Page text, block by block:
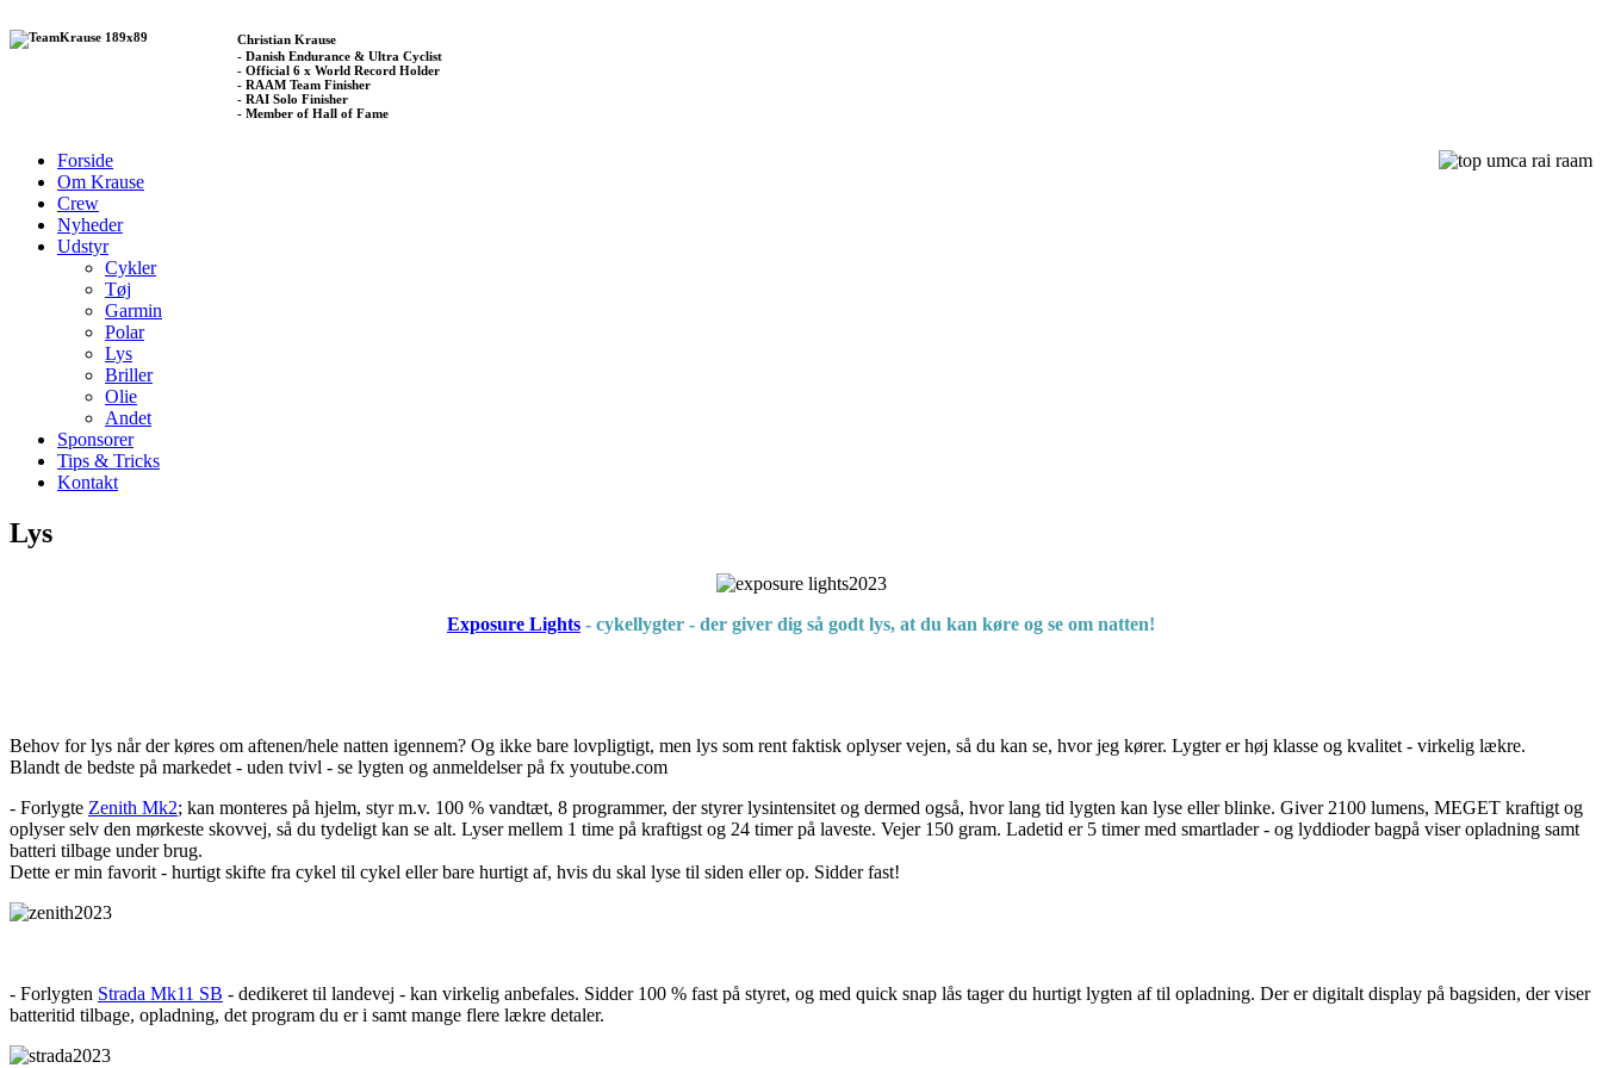
Christian Krause
- Danish Endurance & Ultra Cyclist
- Official 6 x World Record Holder
- RAAM Team Finisher
- RAI Solo Finisher
- Member of Hall of Fame
Forside
Om Krause
Crew
Nyheder
Udstyr
Cykler
Tøj
Garmin
Polar
Lys
Briller
Olie
Andet
Sponsorer
Tips & Tricks
Kontakt
Lys
Exposure Lights - cykellygter - der giver dig så godt lys, at du kan køre og se om natten!
Behov for lys når der køres om aftenen/hele natten igennem? Og ikke bare lovpligtigt, men lys som rent faktisk oplyser vejen, så du kan se, hvor jeg kører. Lygter er høj klasse og kvalitet - virkelig lækre.
Blandt de bedste på markedet - uden tvivl - se lygten og anmeldelser på fx youtube.com
- Forlygte Zenith Mk2; kan monteres på hjelm, styr m.v. 100 % vandtæt, 8 programmer, der styrer lysintensitet og dermed også, hvor lang tid lygten kan lyse eller blinke. Giver 2100 lumens, MEGET kraftigt og
oplyser selv den mørkeste skovvej, så du tydeligt kan se alt. Lyser mellem 1 time på kraftigst og 24 timer på laveste. Vejer 150 gram. Ladetid er 5 timer med smartlader - og lyddioder bagpå viser opladning samt
batteri tilbage under brug.
Dette er min favorit - hurtigt skifte fra cykel til cykel eller bare hurtigt af, hvis du skal lyse til siden eller op. Sidder fast!
- Forlygten Strada Mk11 SB - dedikeret til landevej - kan virkelig anbefales. Sidder 100 % fast på styret, og med quick snap lås tager du hurtigt lygten af til opladning. Der er digitalt display på bagsiden, der viser
batteritid tilbage, opladning, det program du er i samt mange flere lækre detaler.